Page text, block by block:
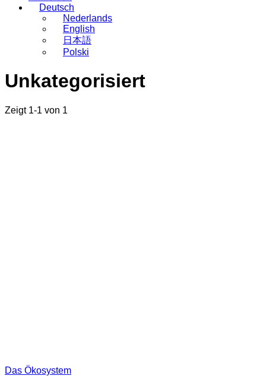
Deutsch
Nederlands
English
日本語
Polski
Unkategorisiert
Zeigt 1-1 von 1
Das Ökosystem